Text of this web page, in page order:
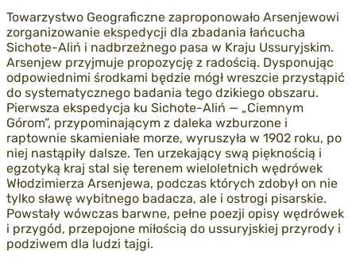
Towarzystwo Geograficzne zaproponowało Arsenjewowi
zorganizowanie ekspedycji dla zbadania łańcucha
Sichote-Aliń i nadbrzeżnego pasa w Kraju Ussuryjskim.
Arsenjew przyjmuje propozycję z radością. Dysponując
odpowiednimi środkami będzie mógł wreszcie przystąpić
do systematycznego badania tego dzikiego obszaru.
Pierwsza ekspedycja ku Sichote-Aliń — „Ciemnym
Górom”, przypominającym z daleka wzburzone i
raptownie skamieniałe morze, wyruszyła w 1902 roku, po
niej nastąpiły dalsze. Ten urzekający swą pięknością i
egzotyką kraj stal się terenem wieloletnich wędrówek
Włodzimierza Arsenjewa, podczas których zdobył on nie
tylko sławę wybitnego badacza, ale i ostrogi pisarskie.
Powstały wówczas barwne, pełne poezji opisy wędrówek
i przygód, przepojone miłością do ussuryjskiej przyrody i
podziwem dla ludzi tajgi.